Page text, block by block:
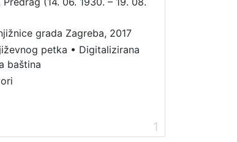
grada Zagreba, 2017
petka • Digitalizirana
baština
1